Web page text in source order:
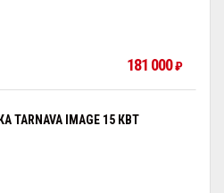
181 000₽
IMAGE 15 КВТ